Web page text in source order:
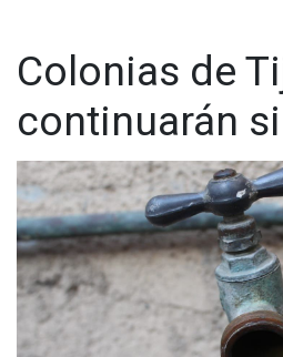
Colonias de
continuarán